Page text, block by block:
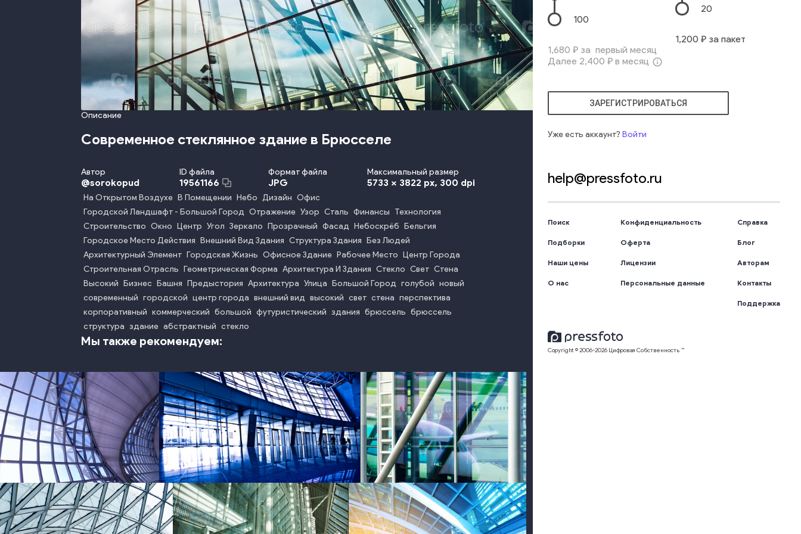
Описание
Современное стеклянное здание в Брюсселе
Автор
@sorokopud
ID файла
19561166
Формат файла
JPG
Максимальный размер
5733 x 3822 px, 300 dpi
На Открытом Воздухе В Помещении Небо Дизайн Офис
Городской Ландшафт - Большой Город Отражение Узор Сталь Финансы Технология
Строительство Окно Центр Угол Зеркало Прозрачный Фасад Небоскрёб Бельгия
Городское Место Действия Внешний Вид Здания Структура Здания Без Людей
Архитектурный Элемент Городская Жизнь Офисное Здание Рабочее Место Центр Города
Строительная Отрасль Геометрическая Форма Архитектура И Здания Стекло Свет Стена
Высокий Бизнес Башня Предыстория Архитектура Улица Большой Город голубой новый
современный городской центр города внешний вид высокий свет стена перспектива
корпоративный коммерческий большой футуристический здания брюссель брюссель
структура здание абстрактный стекло
Мы также рекомендуем:
photo photo photo
100
1,680 ₽ за первый месяц
Далее 2,400 ₽ в месяц info_outline
20
1,200 ₽ за пакет
ЗАРЕГИСТРИРОВАТЬСЯ
Уже есть аккаунт? Войти
help@pressfoto.ru
Поиск
Подборки
Наши цены
О нас
Конфиденциальность
Оферта
Лицензии
Персональные данные
Справка
Блог
Авторам
Контакты
Поддержка
Copyright © 2006-2026 Цифровая Собственность ™